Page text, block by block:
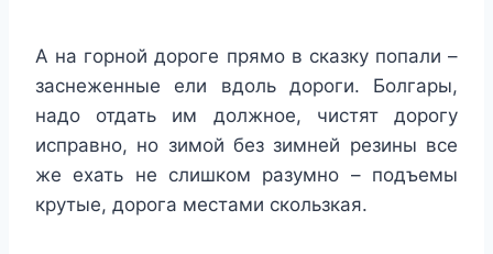
А на горной дороге прямо в сказку попали –
заснеженные ели вдоль дороги. Болгары,
надо отдать им должное, чистят дорогу
исправно, но зимой без зимней резины все
же ехать не слишком разумно – подъемы
крутые, дорога местами скользкая.